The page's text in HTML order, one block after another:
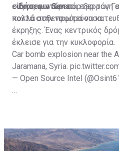
ειδήσεων Sana.
συγκοινωνιών και εξερράγη
κοντά στην πρωτεύουσα.
Ένας φωτορεπόρτερ του
πολλά ασθενοφόρα να
έκρηξης. Ένας κεντρικός
έκλεισε για την κυκλοφορία.
Car bomb explosion near the
Jaramana, Syria.
— Open Source Intel